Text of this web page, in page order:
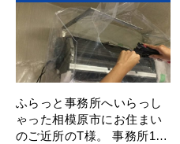
グ
ふらっと事務所へいらっし
ゃった相模原市にお住まい
のご近所のT様。 事務所1階